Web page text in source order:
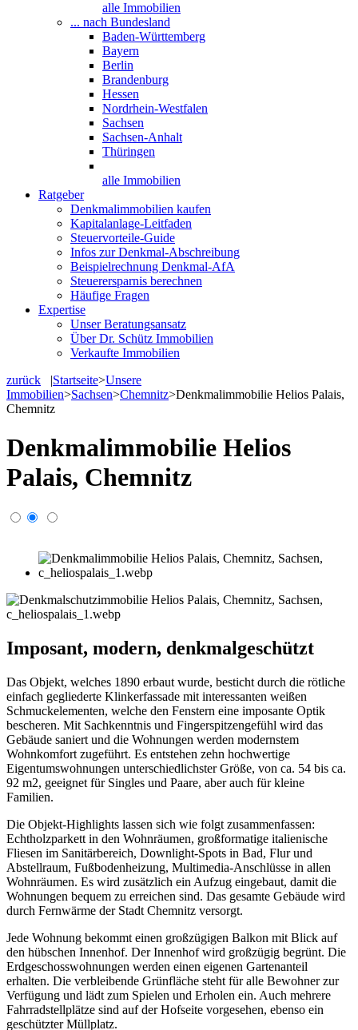
alle Immobilien
... nach Bundesland
Baden-Württemberg
Bayern
Berlin
Brandenburg
Hessen
Nordrhein-Westfalen
Sachsen
Sachsen-Anhalt
Thüringen
alle Immobilien
Ratgeber
Denkmalimmobilien kaufen
Kapitalanlage-Leitfaden
Steuervorteile-Guide
Infos zur Denkmal-Abschreibung
Beispielrechnung Denkmal-AfA
Steuerersparnis berechnen
Häufige Fragen
Expertise
Unser Beratungsansatz
Über Dr. Schütz Immobilien
Verkaufte Immobilien
zurück |Startseite>Unsere
Immobilien>Sachsen>Chemnitz>Denkmalimmobilie Helios Palais,
Chemnitz
Denkmalimmobilie Helios
Palais, Chemnitz
Imposant, modern, denkmalgeschützt
Das Objekt, welches 1890 erbaut wurde, besticht durch die rötliche
einfach gegliederte Klinkerfassade mit interessanten weißen
Schmuckelementen, welche den Fenstern eine imposante Optik
bescheren. Mit Sachkenntnis und Fingerspitzengefühl wird das
Gebäude saniert und die Wohnungen werden modernstem
Wohnkomfort zugeführt. Es entstehen zehn hochwertige
Eigentumswohnungen unterschiedlichster Größe, von ca. 54 bis ca.
92 m2, geeignet für Singles und Paare, aber auch für kleine
Familien.
Die Objekt-Highlights lassen sich wie folgt zusammenfassen:
Echtholzparkett in den Wohnräumen, großformatige italienische
Fliesen im Sanitärbereich, Downlight-Spots in Bad, Flur und
Abstellraum, Fußbodenheizung, Multimedia-Anschlüsse in allen
Wohnräumen. Es wird zusätzlich ein Aufzug eingebaut, damit die
Wohnungen bequem zu erreichen sind. Das gesamte Gebäude wird
durch Fernwärme der Stadt Chemnitz versorgt.
Jede Wohnung bekommt einen großzügigen Balkon mit Blick auf
den hübschen Innenhof. Der Innenhof wird großzügig begrünt. Die
Erdgeschosswohnungen werden einen eigenen Gartenanteil
erhalten. Die verbleibende Grünfläche steht für alle Bewohner zur
Verfügung und lädt zum Spielen und Erholen ein. Auch mehrere
Fahrradstellplätze sind auf der Hofseite vorgesehen, ebenso ein
geschützter Müllplatz.